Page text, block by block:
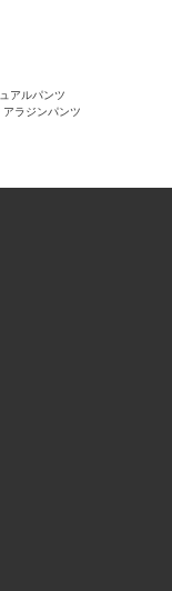
アルパンツ
アラジンパンツ